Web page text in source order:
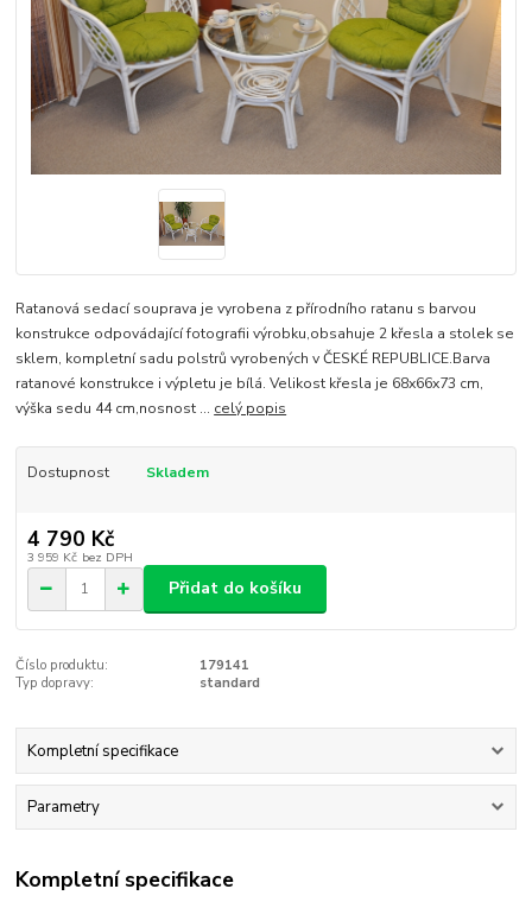
Ratanová sedací souprava je vyrobena z přírodního ratanu s barvou
konstrukce odpovádající fotografii výrobku,obsahuje 2 křesla a stolek se
sklem, kompletní sadu polstrů vyrobených v ČESKÉ REPUBLICE.Barva
ratanové konstrukce i výpletu je bílá. Velikost křesla je 68x66x73 cm,
výška sedu 44 cm,nosnost ... celý popis
Dostupnost Skladem
4 790 Kč
3 959 Kč bez DPH
Přidat do košíku
Číslo produktu:
179141
Typ dopravy:
standard
Kompletní specifikace
Parametry
Kompletní specifikace